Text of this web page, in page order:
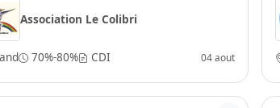
Association Le Colibri
70%-80% CDI 04 aout